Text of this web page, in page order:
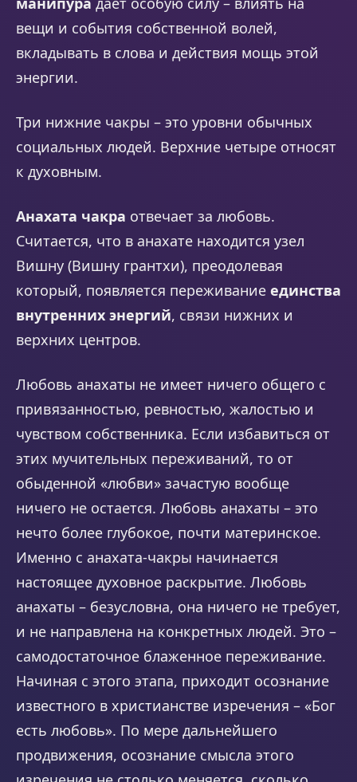
вещи и события собственной волей,
вкладывать в слова и действия мощь этой
энергии.
Три нижние чакры – это уровни обычных
социальных людей. Верхние четыре относят
к духовным.
Анахата чакра отвечает за любовь.
Считается, что в анахате находится узел
Вишну (Вишну грантхи), преодолевая
который, появляется переживание единства
внутренних энергий, связи нижних и
верхних центров.
Любовь анахаты не имеет ничего общего с
привязанностью, ревностью, жалостью и
чувством собственника. Если избавиться от
этих мучительных переживаний, то от
обыденной «любви» зачастую вообще
ничего не остается. Любовь анахаты – это
нечто более глубокое, почти материнское.
Именно с анахата-чакры начинается
настоящее духовное раскрытие. Любовь
анахаты – безусловна, она ничего не требует,
и не направлена на конкретных людей. Это –
самодостаточное блаженное переживание.
Начиная с этого этапа, приходит осознание
известного в христианстве изречения – «Бог
есть любовь». По мере дальнейшего
продвижения, осознание смысла этого